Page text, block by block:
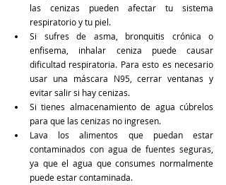
las cenizas pueden afectar tu sistema
respiratorio y tu piel.
Si sufres de asma, bronquitis crónica o
enfisema, inhalar ceniza puede causar
dificultad respiratoria. Para esto es necesario
usar una máscara N95, cerrar ventanas y
evitar salir si hay cenizas.
Si tienes almacenamiento de agua cúbrelos
para que las cenizas no ingresen.
Lava los alimentos que puedan estar
contaminados con agua de fuentes seguras,
ya que el agua que consumes normalmente
puede estar contaminada.